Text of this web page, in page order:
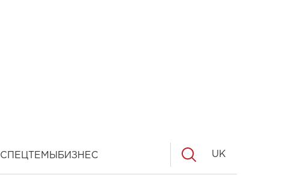
СПЕЦТЕМЫ БИЗНЕС UK